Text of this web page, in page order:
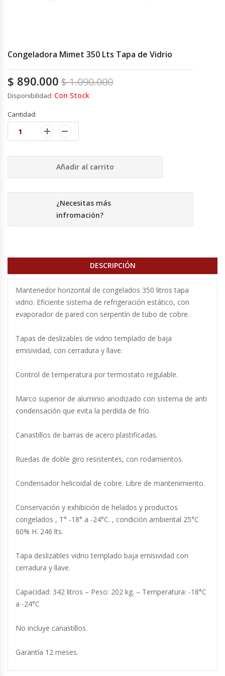
Congeladoras Tapa Dura
Congeladores Verticales
Cortadoras De Fiambre
Cortadoras De Huesos
Cutters
Embutidoras
Estanterías Y Repisas
Expendedoras De Jugo
Exprimidor De Naranjas
Exprimidoras De Cítricos
Extractoras De Jugos
Fabricadoras De Hielo
Formadora De Pizza
Freidoras Industriales
Frigobar
Granizadoras
Hervidores / Percoladores
Congeladora Mimet 350 Lts Tapa de Vidrio
$1.090.000
$ 890.000
Disponibilidad: Con Stock
Cantidad:
Añadir al carrito
¿Necesitas más
infromación?
DESCRIPCIÓN
Mantenedor horizontal de congelados 350 litros tapa
vidrio. Eficiente sistema de refrigeración estático, con
evaporador de pared con serpentí­n de tubo de cobre.
Tapas de deslizables de vidrio templado de baja
emisividad, con cerradura y llave.
Control de temperatura por termostato regulable.
Marco superior de aluminio anodizado con sistema de anti
condensación que evita la perdida de frío.
Canastillos de barras de acero plastificadas.
Ruedas de doble giro resistentes, con rodamientos.
Condensador helicoidal de cobre. Libre de mantenimiento.
Conservación y exhibición de helados y productos
congelados , T° -18° a -24°C. , condición ambiental 25°C
60% H. 246 lts.
Tapa deslizables vidrio templado baja emisividad con
cerradura y llave.
Capacidad: 342 litros – Peso: 202 kg. – Temperatura: -18°C
a -24°C
No incluye canastillos.
Garantía 12 meses.